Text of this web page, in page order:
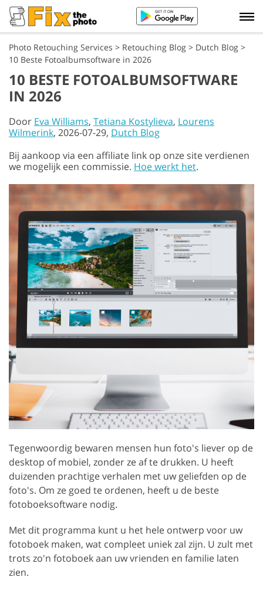
Photo Retouching Services > Retouching Blog > Dutch Blog >
10 Beste Fotoalbumsoftware in 2026
10 BESTE FOTOALBUMSOFTWARE
IN 2026
Door Eva Williams, Tetiana Kostylieva, Lourens
Wilmerink, 2026-07-29, Dutch Blog
Bij aankoop via een affiliate link op onze site verdienen
we mogelijk een commissie. Hoe werkt het.
Tegenwoordig bewaren mensen hun foto's liever op de
desktop of mobiel, zonder ze af te drukken. U heeft
duizenden prachtige verhalen met uw geliefden op de
foto's. Om ze goed te ordenen, heeft u de beste
fotoboeksoftware nodig.
Met dit programma kunt u het hele ontwerp voor uw
fotoboek maken, wat compleet uniek zal zijn. U zult met
trots zo'n fotoboek aan uw vrienden en familie laten
zien.